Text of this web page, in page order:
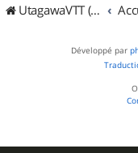
UtagawaVTT (Randos VTT et VTTAE avec traces GPS)
Développé par